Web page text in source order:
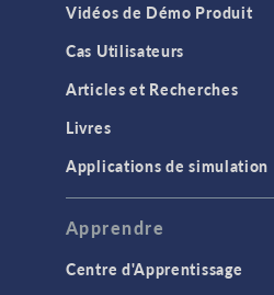
Vidéos de Démo Produit
Cas Utilisateurs
Articles et Recherches
Livres
Applications de simulation
Apprendre
Centre d'Apprentissage